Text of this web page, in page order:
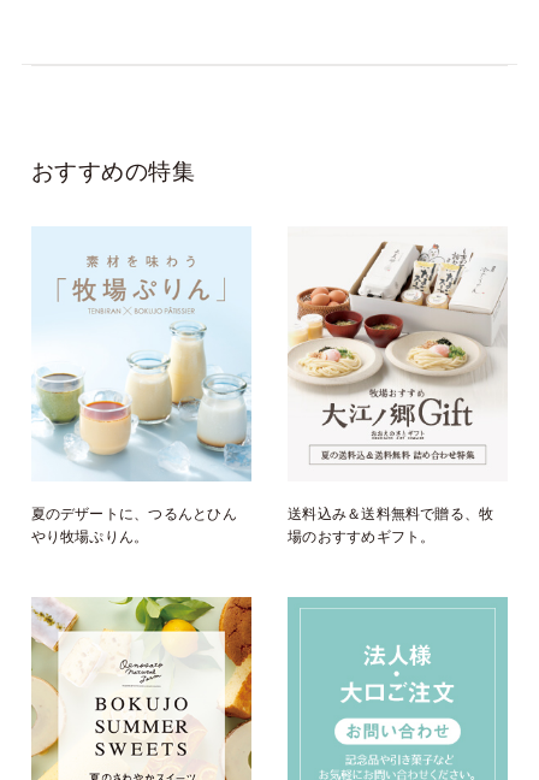
おすすめの特集
夏のデザートに、つるんとひん
やり牧場ぷりん。
送料込み＆送料無料で贈る、牧
場のおすすめギフト。